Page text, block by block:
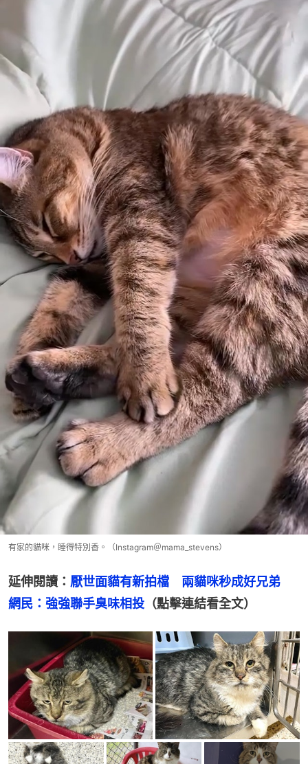
有家的貓咪，睡得特別香。（Instagram＠mama_stevens）
延伸閱讀： 厭世面貓有新拍檔　兩貓咪秒成好兄弟
網民：強強聯手臭味相投 （點擊連結看全文）